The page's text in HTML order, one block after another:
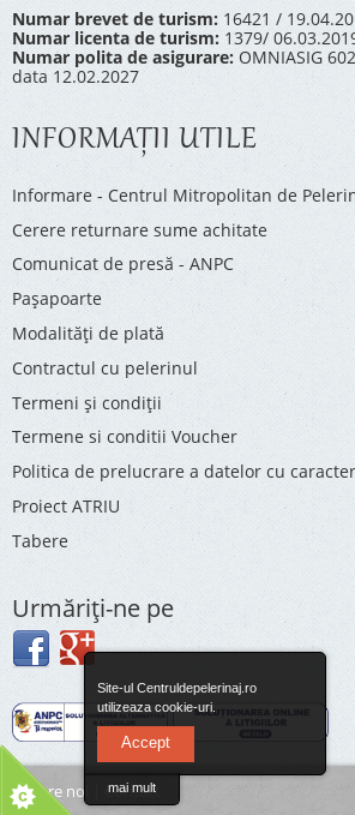
Site-ul Centruldepelerinaj.ro
utilizeaza cookie-uri.
Accept
mai mult
Numar brevet de turism: 16421 /
Numar licenta de turism: 1379/
Numar polita de asigurare: OMNIASIG
data 12.02.2027
INFORMAŢII UTILE
Informare - Centrul Mitropolitan de
Cerere returnare sume achitate
Comunicat de presă - ANPC
Pașapoarte
Modalități de plată
Contractul cu pelerinul
Termeni și condiții
Termene si conditii Voucher
Politica de prelucrare a datelor cu
Proiect ATRIU
Tabere
Urmăriţi-ne pe
Despre noi Contact